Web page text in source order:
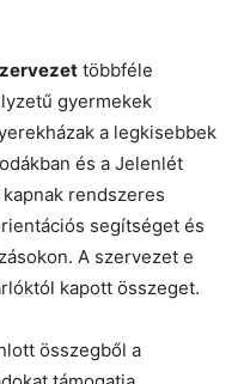
többféle
gyermekek
a legkisebbek
és a Jelenlét
rendszeres
segítséget és
A szervezet e
kapott összeget.
összegből a